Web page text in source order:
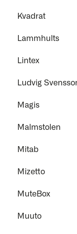
Kvadrat
Lammhults
Lintex
Ludvig
Magis
Malmstolen
Mitab
Mizetto
MuteBox
Muuto